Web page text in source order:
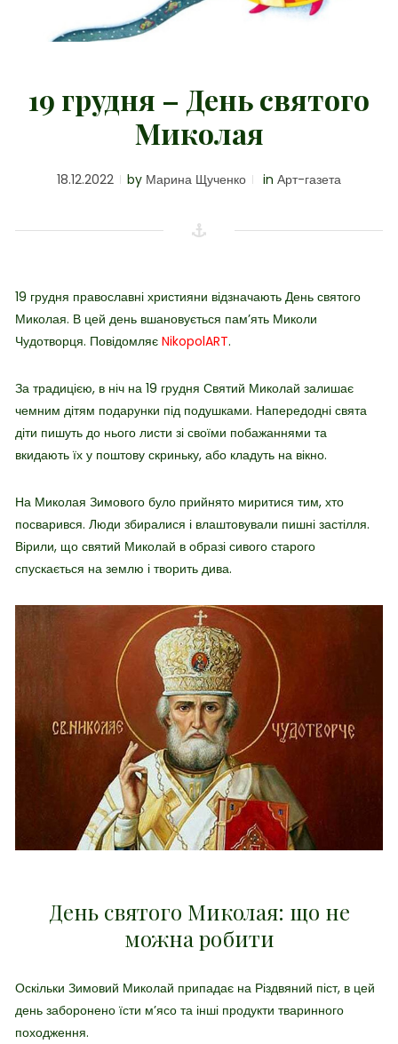
19 грудня – День святого
Миколая
18.12.2022 by Марина Щученко in Арт-газета
19 грудня православні християни відзначають День святого
Миколая. В цей день вшановується пам’ять Миколи
Чудотворця. Повідомляє NikopolART.
За традицією, в ніч на 19 грудня Святий Миколай залишає
чемним дітям подарунки під подушками. Напередодні свята
діти пишуть до нього листи зі своїми побажаннями та
вкидають їх у поштову скриньку, або кладуть на вікно.
На Миколая Зимового було прийнято миритися тим, хто
посварився. Люди збиралися і влаштовували пишні застілля.
Вірили, що святий Миколай в образі сивого старого
спускається на землю і творить дива.
День святого Миколая: що не
можна робити
Оскільки Зимовий Миколай припадає на Різдвяний піст, в цей
день заборонено їсти м’ясо та інші продукти тваринного
походження.